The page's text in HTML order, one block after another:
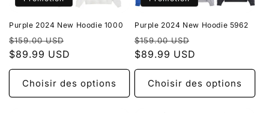
o
n
:
Purple 2024 New Hoodie 1000
Prix
habituel
$159.00 USD
promotionnel
$89.99 USD
Choisir des options
Purple 2024 New Hoodie 5962
Prix
habituel
$159.00 USD
$89.99 USD
Choisir des options